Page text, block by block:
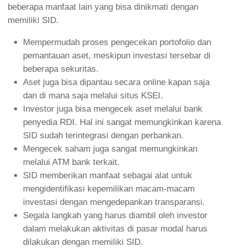
beberapa manfaat lain yang bisa dinikmati dengan
memiliki SID.
Mempermudah proses pengecekan portofolio dan
pemantauan aset, meskipun investasi tersebar di
beberapa sekuritas.
Aset juga bisa dipantau secara online kapan saja
dan di mana saja melalui situs KSEI.
Investor juga bisa mengecek aset melalui bank
penyedia RDI. Hal ini sangat memungkinkan karena
SID sudah terintegrasi dengan perbankan.
Mengecek saham juga sangat memungkinkan
melalui ATM bank terkait.
SID memberikan manfaat sebagai alat untuk
mengidentifikasi kepemilikan macam-macam
investasi dengan mengedepankan transparansi.
Segala langkah yang harus diambil oleh investor
dalam melakukan aktivitas di pasar modal harus
dilakukan dengan memiliki SID.